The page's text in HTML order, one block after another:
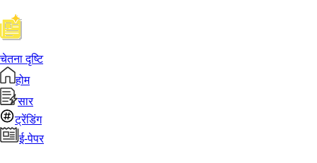
चेतना दृष्टि
होम
सार
ट्रेंडिंग
ई-पेपर